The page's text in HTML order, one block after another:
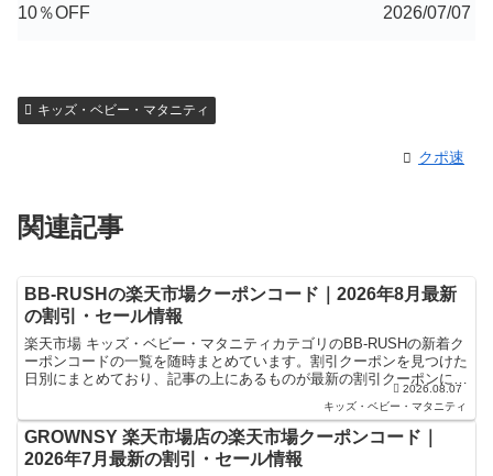
10％OFF 2026/07/07
キッズ・ベビー・マタニティ
クポ速
関連記事
BB-RUSHの楽天市場クーポンコード｜2026年8月最新
の割引・セール情報
楽天市場 キッズ・ベビー・マタニティカテゴリのBB-RUSHの新着ク
ーポンコードの一覧を随時まとめています。割引クーポンを見つけた
日別にまとめており、記事の上にあるものが最新の割引クーポンにな
2026.08.07
キッズ・ベビー・マタニティ
GROWNSY 楽天市場店の楽天市場クーポンコード｜
2026年7月最新の割引・セール情報